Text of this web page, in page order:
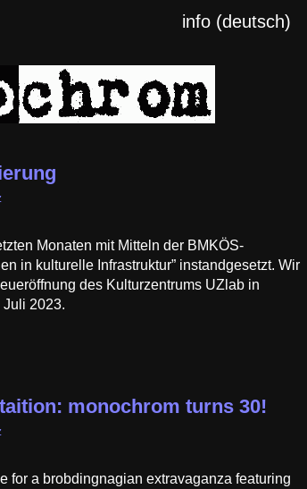
info (deutsch)
Monaten mit Mitteln der BMKÖS-
in kulturelle Infrastruktur” instandgesetzt. Wir
des Kulturzentrums UZlab in
Juli 2023.
monochrom turns 30!
for a brobdingnagian extravaganza featuring